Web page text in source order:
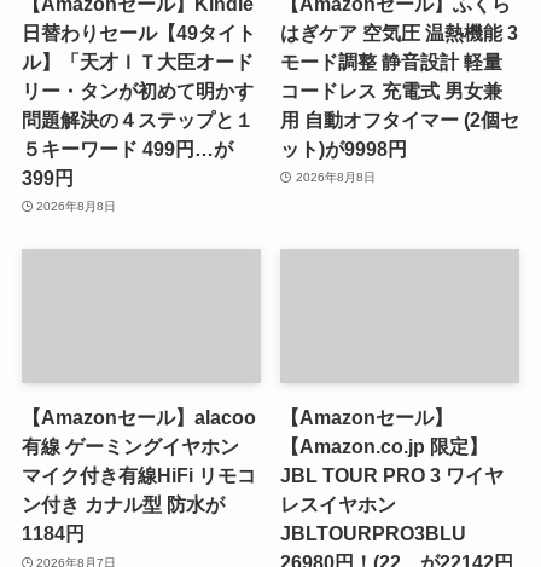
日替わりセール【49タイト
ル】「天才ＩＴ大臣オード
リー・タンが初めて明かす
問題解決の４ステップと１
５キーワード 499円…が
399円
2026年8月8日
はぎケア 空気圧 温熱機能 3
モード調整 静音設計 軽量
コードレス 充電式 男女兼
用 自動オフタイマー (2個セ
ット)が9998円
2026年8月8日
【Amazonセール】alacoo
有線 ゲーミングイヤホン
マイク付き有線HiFi リモコ
ン付き カナル型 防水が
1184円
2026年8月7日
【Amazonセール】
【Amazon.co.jp 限定】
JBL TOUR PRO 3 ワイヤ
レスイヤホン
JBLTOURPRO3BLU
26980円！(22…が22142円